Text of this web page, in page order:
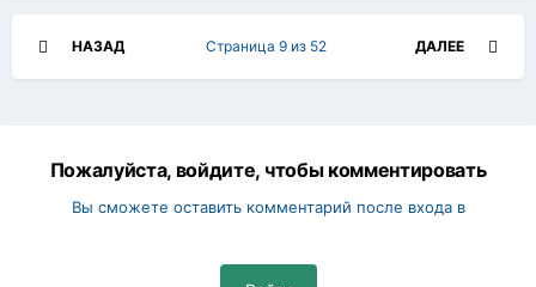
НАЗАД ДАЛЕЕ
Страница 9 из 52
Пожалуйста, войдите, чтобы комментировать
Вы сможете оставить комментарий после входа в